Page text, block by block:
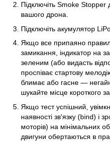
Підключіть Smoke
вашого дрона.
Підключіть акумулятор
Якщо все припаяно
замикання, індикатор на
зеленим (або видасть
проспіває стартову
блимає або гасне —
шукайте місце короткого
Якщо тест успішний,
наявності зв'язку (bind) і
моторів) на мінімальних
двигуни обертаються в